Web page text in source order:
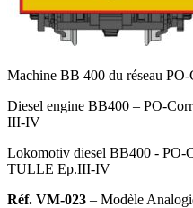
Machine BB 400 du réseau
Diesel engine BB400 – PO-
III-IV
Lokomotiv diesel BB400 - PO-
TULLE Ep.III-IV
Réf. VM-023 – Modèle